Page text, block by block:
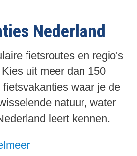
Nederland
fietsroutes en regio's
uit meer dan 150
fietsvakanties waar je de
natuur, water
leert kennen.